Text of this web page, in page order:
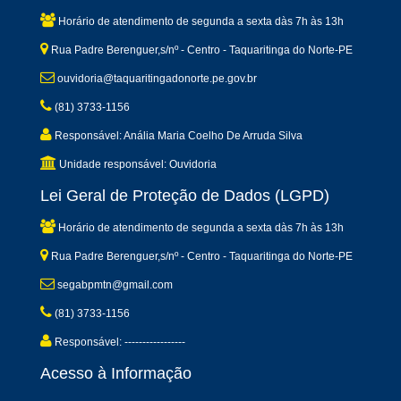
Horário de atendimento de segunda a sexta dàs 7h às 13h
Rua Padre Berenguer,s/nº - Centro - Taquaritinga do Norte-PE
ouvidoria@taquaritingadonorte.pe.gov.br
(81) 3733-1156
Responsável: Anália Maria Coelho De Arruda Silva
Unidade responsável: Ouvidoria
Lei Geral de Proteção de Dados (LGPD)
Horário de atendimento de segunda a sexta dàs 7h às 13h
Rua Padre Berenguer,s/nº - Centro - Taquaritinga do Norte-PE
segabpmtn@gmail.com
(81) 3733-1156
Responsável: -----------------
Acesso à Informação